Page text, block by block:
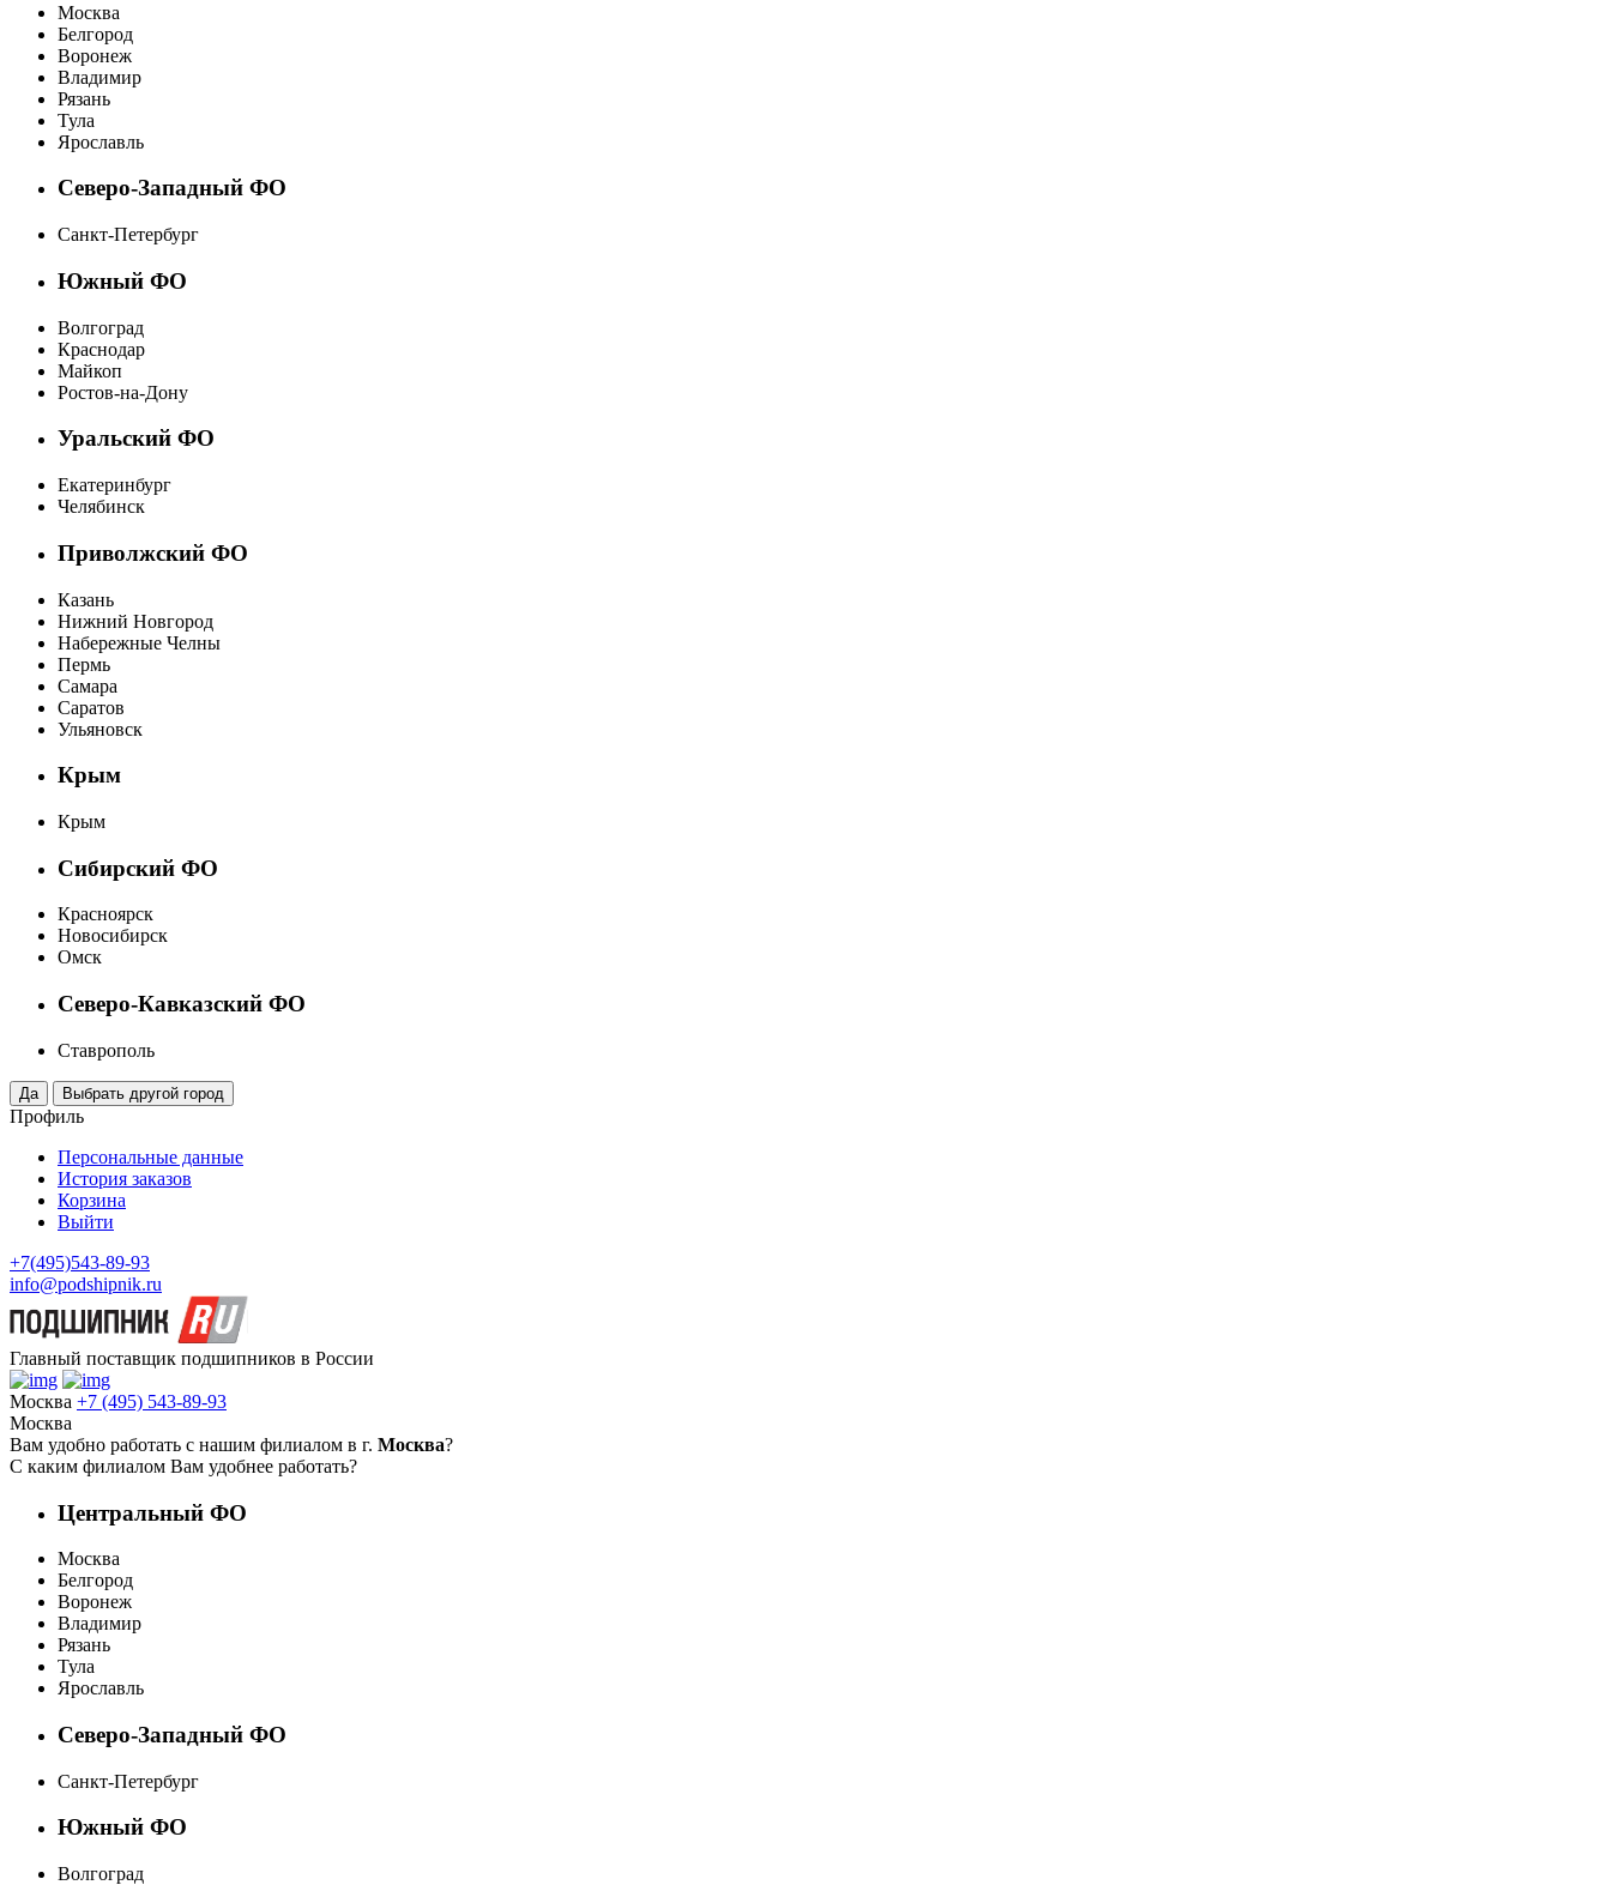
Москва
Белгород
Воронеж
Владимир
Рязань
Тула
Ярославль
Северо-Западный ФО
Санкт-Петербург
Южный ФО
Волгоград
Краснодар
Майкоп
Ростов-на-Дону
Уральский ФО
Екатеринбург
Челябинск
Приволжский ФО
Казань
Нижний Новгород
Набережные Челны
Пермь
Самара
Саратов
Ульяновск
Крым
Крым
Сибирский ФО
Красноярск
Новосибирск
Омск
Северо-Кавказский ФО
Ставрополь
Профиль
Персональные данные
История заказов
Корзина
Выйти
+7(495)543-89-93
info@podshipnik.ru
Главный поставщик подшипников в России
Москва +7 (495) 543-89-93
Москва
Вам удобно работать с нашим филиалом в г. Москва?
С каким филиалом Вам удобнее работать?
Центральный ФО
Москва
Белгород
Воронеж
Владимир
Рязань
Тула
Ярославль
Северо-Западный ФО
Санкт-Петербург
Южный ФО
Волгоград